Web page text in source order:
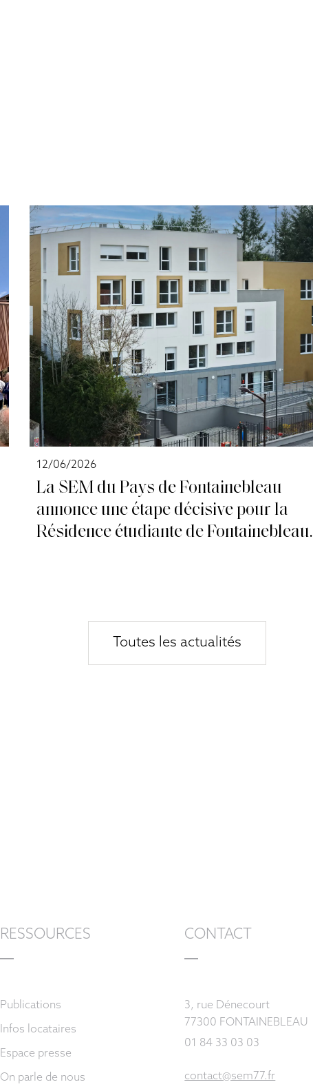
12/06/2026
La SEM du Pays de Fontainebleau
annonce une étape décisive pour la
Résidence étudiante de Fontainebleau.
Toutes les actualités
RESSOURCES
Publications
Infos locataires
Espace presse
On parle de nous
CONTACT
3, rue Dénecourt
77300 FONTAINEBLEAU
01 84 33 03 03
contact@sem77.fr